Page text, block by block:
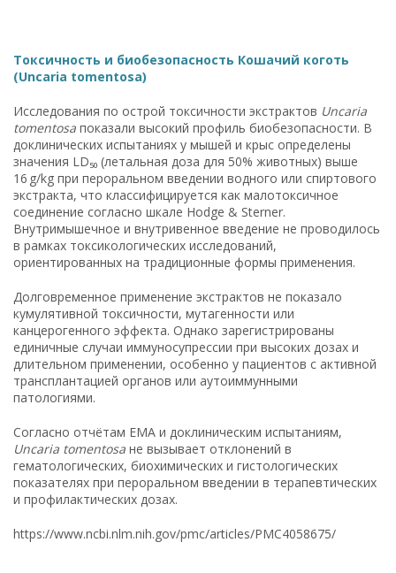
Токсичность и биобезопасность Кошачий коготь
(Uncaria tomentosa)
Исследования по острой токсичности экстрактов Uncaria
tomentosa показали высокий профиль биобезопасности. В
доклинических испытаниях у мышей и крыс определены
значения LD₅₀ (летальная доза для 50% животных) выше
16 g/kg при пероральном введении водного или спиртового
экстракта, что классифицируется как малотоксичное
соединение согласно шкале Hodge & Sterner.
Внутримышечное и внутривенное введение не проводилось
в рамках токсикологических исследований,
ориентированных на традиционные формы применения.
Долговременное применение экстрактов не показало
кумулятивной токсичности, мутагенности или
канцерогенного эффекта. Однако зарегистрированы
единичные случаи иммуносупрессии при высоких дозах и
длительном применении, особенно у пациентов с активной
трансплантацией органов или аутоиммунными
патологиями.
Согласно отчётам EMA и доклиническим испытаниям,
Uncaria tomentosa не вызывает отклонений в
гематологических, биохимических и гистологических
показателях при пероральном введении в терапевтических
и профилактических дозах.
https://www.ncbi.nlm.nih.gov/pmc/articles/PMC4058675/